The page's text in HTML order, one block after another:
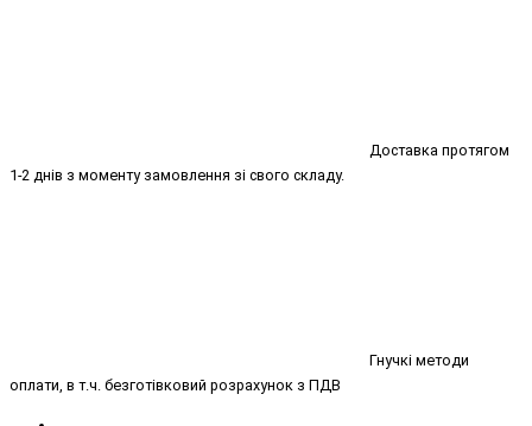
Доставка протягом
1-2 днів з моменту замовлення зі свого складу.
Гнучкі методи
оплати, в т.ч. безготівковий розрахунок з ПДВ